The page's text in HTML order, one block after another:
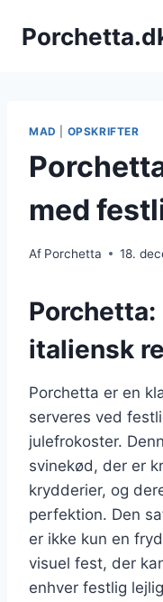
MAD OPSKRIFTER
med
Af Porchetta 18.
italiensk
Porchetta er en
serveres ved
julefrokoster.
svinekød, der er
krydderier, og
perfektion. Den
er ikke kun en
visuel fest, der
enhver festlig